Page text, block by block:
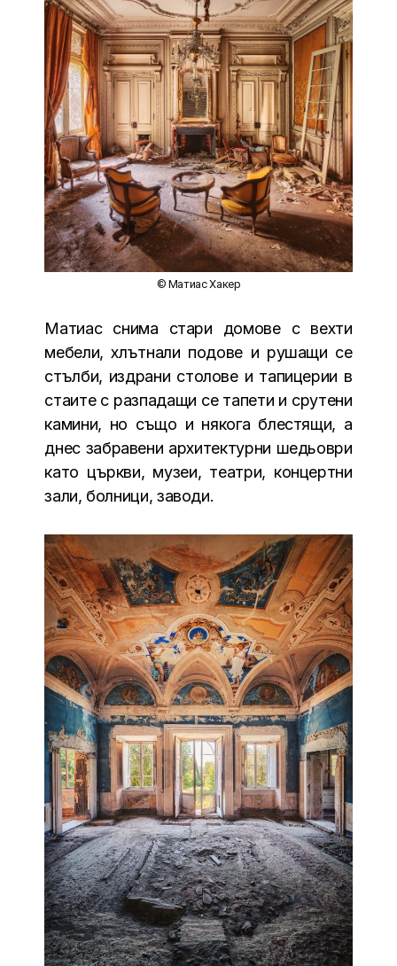
© Матиас Хакер
Матиас снима стари домове с вехти
мебели, хлътнали подове и рушащи се
стълби, издрани столове и тапицерии в
стаите с разпадащи се тапети и срутени
камини, но също и някога блестящи, а
днес забравени архитектурни шедьоври
като църкви, музеи, театри, концертни
зали, болници, заводи.